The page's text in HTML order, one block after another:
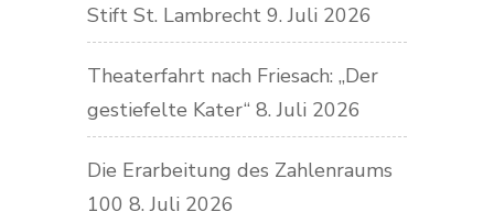
Stift St. Lambrecht 9. Juli 2026
Theaterfahrt nach Friesach: „Der
gestiefelte Kater“ 8. Juli 2026
Die Erarbeitung des Zahlenraums
100 8. Juli 2026